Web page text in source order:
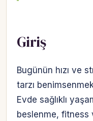
Giriş
Bugünün hızı ve
tarzı
Evde sağlıklı
beslenme, fitness